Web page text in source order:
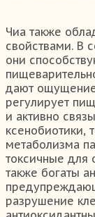
Чиа также
свойствами. В
они
дают ощущение
регулирует
и активно
ксенобиотики,
метаболизма
токсичные для
также богаты
разрушение